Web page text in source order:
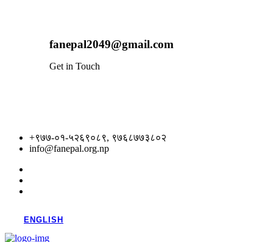
fanepal2049@gmail.com
Get in Touch
+९७७-०१-५२६९०८९, ९७६८७७३८०२
info@fanepal.org.np
ENGLISH